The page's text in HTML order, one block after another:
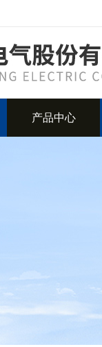
产品中心